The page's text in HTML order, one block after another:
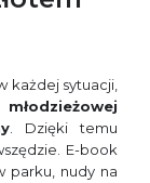
każdej sytuacji,
. Dzięki temu
E-book
parku, nudy na